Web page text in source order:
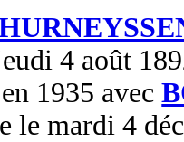
4 août
en 1935 avec
le mardi 4